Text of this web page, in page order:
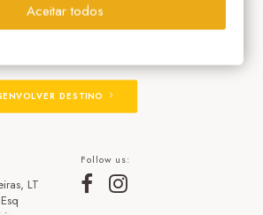
DESTINO
LT
Follow us:
Aceitar todos